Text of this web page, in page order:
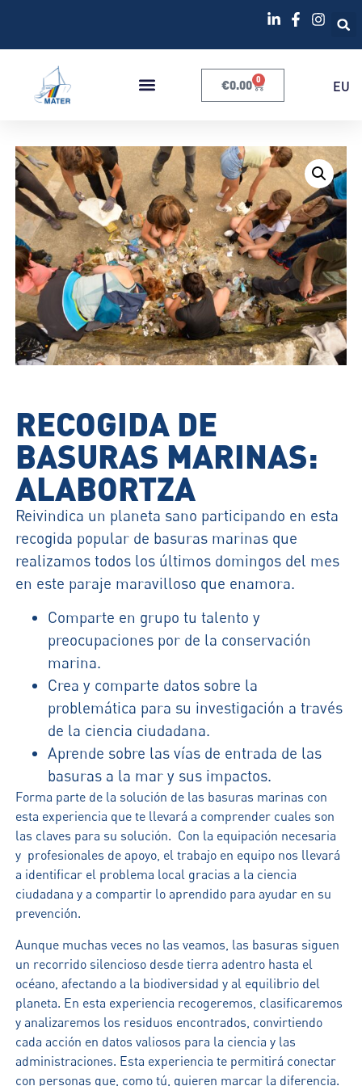
€0.00 0 EU
RECOGIDA DE
BASURAS MARINAS:
ALABORTZA
Reivindica un planeta sano participando en esta
recogida popular de basuras marinas que
realizamos todos los últimos domingos del mes
en este paraje maravilloso que enamora.
Comparte en grupo tu talento y
preocupaciones por de la conservación
marina.
Crea y comparte datos sobre la
problemática para su investigación a través
de la ciencia ciudadana.
Aprende sobre las vías de entrada de las
basuras a la mar y sus impactos.
Forma parte de la solución de las basuras marinas con
esta experiencia que te llevará a comprender cuales son
las claves para su solución. Con la equipación necesaria
y profesionales de apoyo, el trabajo en equipo nos llevará
a identificar el problema local gracias a la ciencia
ciudadana y a compartir lo aprendido para ayudar en su
prevención.
Aunque muchas veces no las veamos, las basuras siguen
un recorrido silencioso desde tierra adentro hasta el
océano, afectando a la biodiversidad y al equilibrio del
planeta. En esta experiencia recogeremos, clasificaremos
y analizaremos los residuos encontrados, convirtiendo
cada acción en datos valiosos para la ciencia y las
administraciones. Esta experiencia te permitirá conectar
con personas que, como tú, quieren marcar la diferencia.